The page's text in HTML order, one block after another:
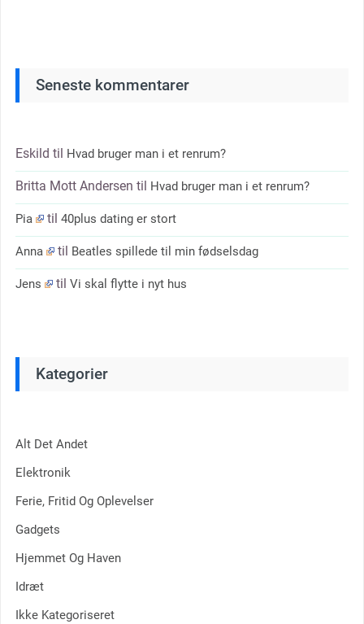
Seneste kommentarer
Eskild til Hvad bruger man i et renrum?
Britta Mott Andersen til Hvad bruger man i et renrum?
Pia til40plus dating er stort
Anna til Beatles spillede til min fødselsdag
Jens tilVi skal flytte i nyt hus
Kategorier
Alt Det Andet
Elektronik
Ferie, Fritid Og Oplevelser
Gadgets
Hjemmet Og Haven
Idræt
Ikke Kategoriseret